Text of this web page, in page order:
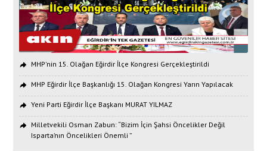
MHP'nin 15. Olağan Eğirdir İlçe Kongresi Gerçekleştirildi
MHP Eğirdir İlçe Başkanlığı 15. Olağan Kongresi Yarın Yapılacak
Yeni Parti Eğirdir İlçe Başkanı MURAT YILMAZ
Milletvekili Osman Zabun: “Bizim İçin Şahsi Öncelikler Değil
Isparta’nın Öncelikleri Önemli ”